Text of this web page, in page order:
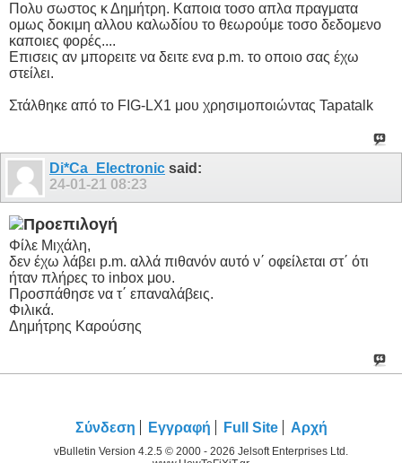
Πολυ σωστος κ Δημήτρη. Καποια τοσο απλα πραγματα
ομως δοκιμη αλλου καλωδίου το θεωρούμε τοσο δεδομενο
καποιες φορές....
Επισεις αν μπορειτε να δειτε ενα p.m. το οποιο σας έχω
στείλει.
Στάλθηκε από το FIG-LX1 μου χρησιμοποιώντας Tapatalk
Di*Ca_Electronic said:
24-01-21 08:23
Φίλε Μιχάλη,
δεν έχω λάβει p.m. αλλά πιθανόν αυτό ν΄ οφείλεται στ΄ ότι
ήταν πλήρες το inbox μου.
Προσπάθησε να τ΄ επαναλάβεις.
Φιλικά.
Δημήτρης Καρούσης
Σύνδεση Εγγραφή Full Site Αρχή
vBulletin Version 4.2.5 © 2000 - 2026 Jelsoft Enterprises Ltd.